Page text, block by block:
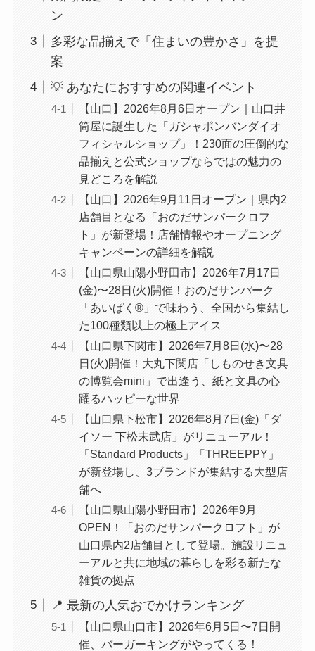
ン
多彩な品揃えで「住まいの豊かさ」を提
案
💡 あなたにおすすめの関連イベント
【山口】2026年8月6日オープン｜山口井
筒屋に誕生した「ガシャポンバンダイオ
フィシャルショップ」！230面の圧倒的な
品揃えと公式ショップならではの魅力の
見どころを解説
【山口】2026年9月11日オープン｜県内2
店舗目となる「おのだサンパークロフ
ト」が新登場！店舗情報やオープニング
キャンペーンの詳細を解説
【山口県山陽小野田市】2026年7月17日
(金)〜28日(火)開催！おのだサンパーク
「あいぱく®」で味わう、全国から集結し
た100種類以上の極上アイス
【山口県下関市】2026年7月8日(水)〜28
日(火)開催！大丸下関店「しものせき文具
の博覧会mini」で出逢う、紙と文具の心
躍るハッピーな世界
【山口県下松市】2026年8月7日(金)「ダ
イソー 下松末武店」がリニューアル！
「Standard Products」「THREEPPY」
が新登場し、3ブランドが集結する大型店
舗へ
【山口県山陽小野田市】2026年9月
OPEN！「おのだサンパークロフト」が
山口県内2店舗目として登場。施設リニュ
ーアルと共に地域の暮らしを彩る新たな
雑貨の拠点
📍 最新の人気おでかけランキング
【山口県山口市】2026年6月5日〜7日開
催、バーガーキングがやってくる！